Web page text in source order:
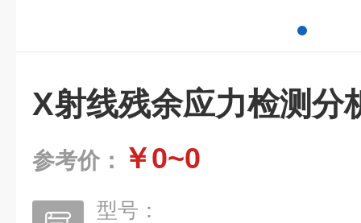
X射线残余应力检测分
参考价： ￥0~0
型号：